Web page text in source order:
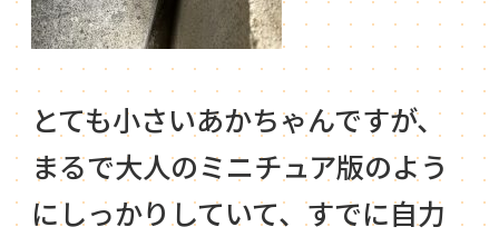
とても小さいあかちゃんですが、
まるで大人のミニチュア版のよう
にしっかりしていて、すでに自力